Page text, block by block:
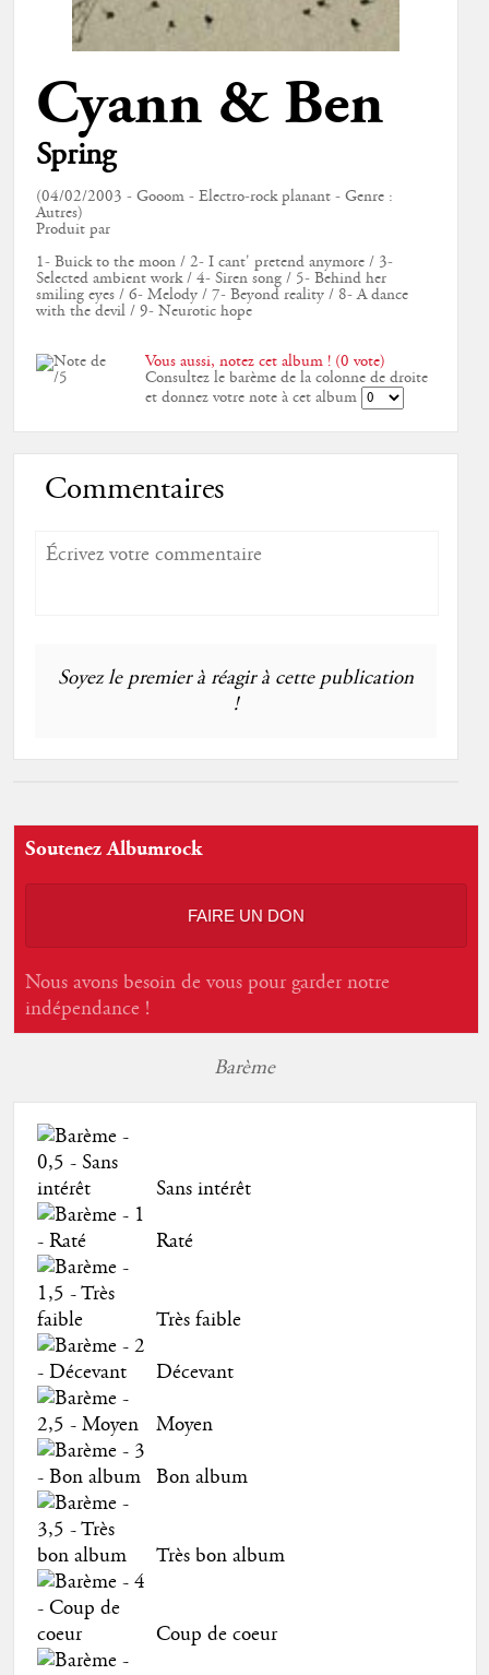
Cyann & Ben
Spring
(04/02/2003 - Gooom - Electro-rock planant - Genre :
Autres)
Produit par
1- Buick to the moon / 2- I cant' pretend anymore / 3-
Selected ambient work / 4- Siren song / 5- Behind her
smiling eyes / 6- Melody / 7- Beyond reality / 8- A dance
with the devil / 9- Neurotic hope
Vous aussi, notez cet album ! (0 vote)
Consultez le barème de la colonne de droite
et donnez votre note à cet album
Commentaires
Soyez le premier à réagir à cette publication
!
Soutenez Albumrock
FAIRE UN DON
Nous avons besoin de vous pour garder notre
indépendance !
Barème
Sans intérêt
Raté
Très faible
Décevant
Moyen
Bon album
Très bon album
Coup de coeur